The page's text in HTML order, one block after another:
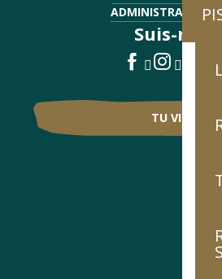
ADMINISTRATIF -
Suis-nous !
TU VIENS ?